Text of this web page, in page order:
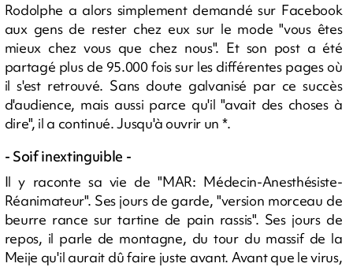
Rodolphe a alors simplement demandé sur Facebook
aux gens de rester chez eux sur le mode "vous êtes
mieux chez vous que chez nous". Et son post a été
partagé plus de 95.000 fois sur les différentes pages où
il s'est retrouvé. Sans doute galvanisé par ce succès
d'audience, mais aussi parce qu'il "avait des choses à
dire", il a continué. Jusqu'à ouvrir un *.
- Soif inextinguible -
Il y raconte sa vie de "MAR: Médecin-Anesthésiste-
Réanimateur". Ses jours de garde, "version morceau de
beurre rance sur tartine de pain rassis". Ses jours de
repos, il parle de montagne, du tour du massif de la
Meije qu'il aurait dû faire juste avant. Avant que le virus,